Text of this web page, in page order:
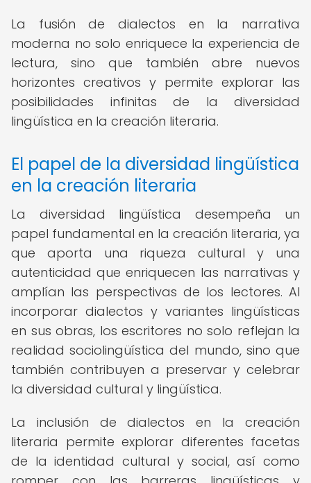
La fusión de dialectos en la narrativa
moderna no solo enriquece la experiencia de
lectura, sino que también abre nuevos
horizontes creativos y permite explorar las
posibilidades infinitas de la diversidad
lingüística en la creación literaria.
El papel de la diversidad lingüística
en la creación literaria
La diversidad lingüística desempeña un
papel fundamental en la creación literaria, ya
que aporta una riqueza cultural y una
autenticidad que enriquecen las narrativas y
amplían las perspectivas de los lectores. Al
incorporar dialectos y variantes lingüísticas
en sus obras, los escritores no solo reflejan la
realidad sociolingüística del mundo, sino que
también contribuyen a preservar y celebrar
la diversidad cultural y lingüística.
La inclusión de dialectos en la creación
literaria permite explorar diferentes facetas
de la identidad cultural y social, así como